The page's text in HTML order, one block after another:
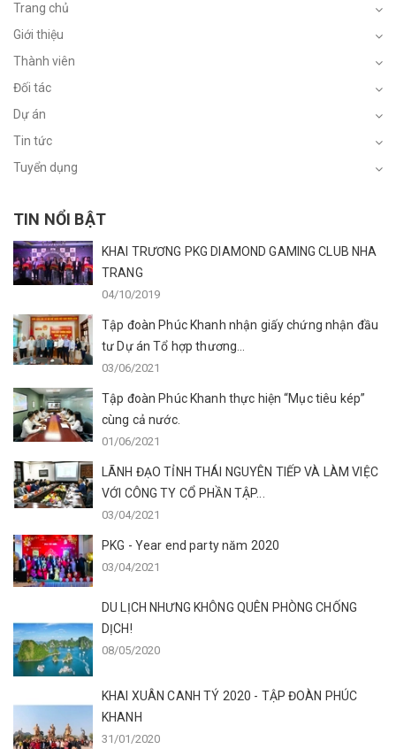
Trang chủ
Giới thiệu
Thành viên
Đối tác
Dự án
Tin tức
Tuyển dụng
TIN NỔI BẬT
KHAI TRƯƠNG PKG DIAMOND GAMING CLUB NHA
TRANG
04/10/2019
Tập đoàn Phúc Khanh nhận giấy chứng nhận đầu
tư Dự án Tổ hợp thương...
03/06/2021
Tập đoàn Phúc Khanh thực hiện “Mục tiêu kép”
cùng cả nước.
01/06/2021
LÃNH ĐẠO TỈNH THÁI NGUYÊN TIẾP VÀ LÀM VIỆC
VỚI CÔNG TY CỔ PHẦN TẬP...
03/04/2021
PKG - Year end party năm 2020
03/04/2021
DU LỊCH NHƯNG KHÔNG QUÊN PHÒNG CHỐNG
DỊCH!
08/05/2020
KHAI XUÂN CANH TÝ 2020 - TẬP ĐOÀN PHÚC
KHANH
31/01/2020